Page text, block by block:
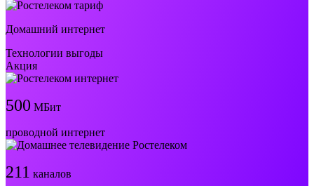
Домашний интернет
Технологии выгоды
Акция
500 МБит
проводной интернет
211 каналов